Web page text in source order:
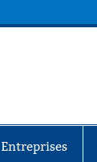
Entreprises